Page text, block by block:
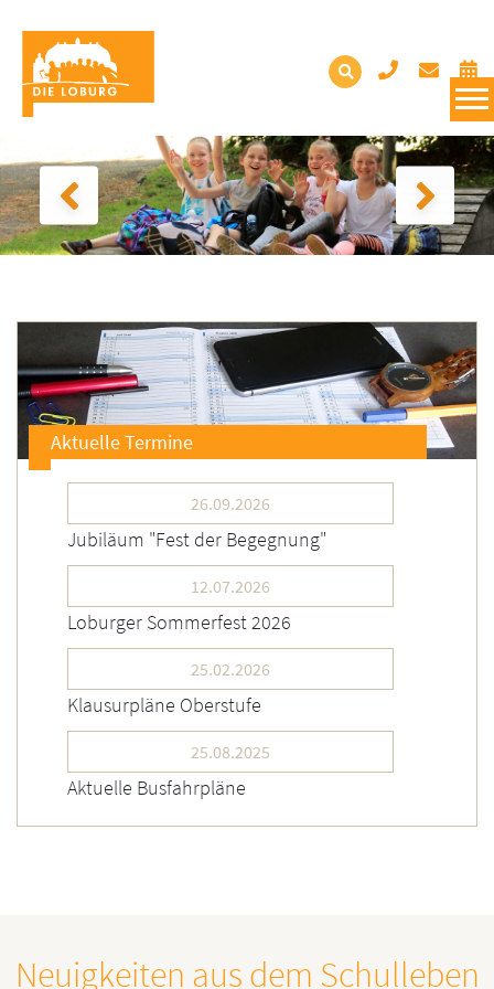
Aktuelle Termine
26.09.2026
Jubiläum "Fest der Begegnung"
12.07.2026
Loburger Sommerfest 2026
25.02.2026
Klausurpläne Oberstufe
25.08.2025
Aktuelle Busfahrpläne
Neuigkeiten aus dem Schulleben